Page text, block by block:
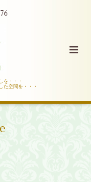
を・・・
た空間を・・・